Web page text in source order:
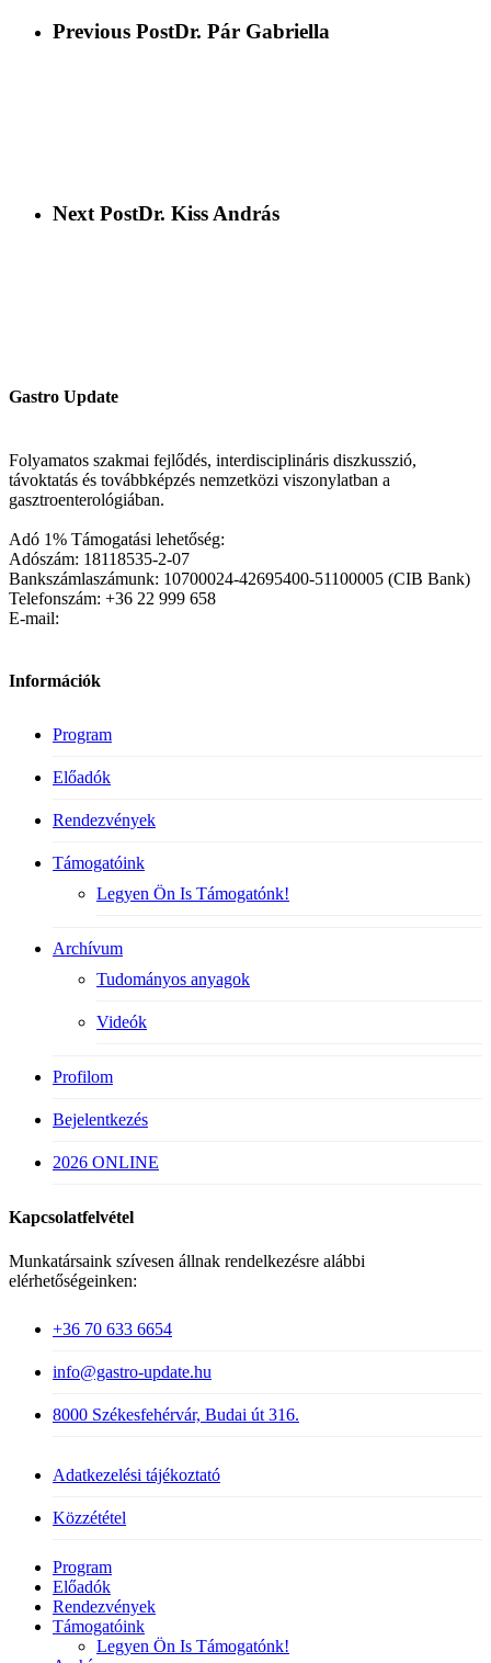
Previous PostDr. Pár Gabriella
Next PostDr. Kiss András
Gastro Update
Folyamatos szakmai fejlődés, interdisciplináris diszkusszió,
távoktatás és továbbképzés nemzetközi viszonylatban a
gasztroenterológiában.
Adó 1% Támogatási lehetőség:
Adószám: 18118535-2-07
Bankszámlaszámunk: 10700024-42695400-51100005 (CIB Bank)
Telefonszám: +36 22 999 658
E-mail:
Információk
Program
Előadók
Rendezvények
Támogatóink
Legyen Ön Is Támogatónk!
Archívum
Tudományos anyagok
Videók
Profilom
Bejelentkezés
2026 ONLINE
Kapcsolatfelvétel
Munkatársaink szívesen állnak rendelkezésre alábbi
elérhetőségeinken:
+36 70 633 6654
info@gastro-update.hu
8000 Székesfehérvár, Budai út 316.
Adatkezelési tájékoztató
Közzététel
Close
Menu
Program
Előadók
Rendezvények
Támogatóink
Legyen Ön Is Támogatónk!